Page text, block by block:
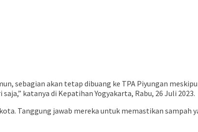
sebagian akan tetap dibuang ke TPA Piyungan
katanya di Kepatihan Yogyakarta, Rabu, 26 Juli 2023.
Tanggung jawab mereka untuk memastikan